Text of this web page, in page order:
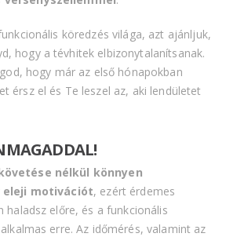
köredzés világa, azt ajánljuk,
hogy a tévhitek elbizonytalanítsanak.
hogy már az első hónapokban
érsz el és Te leszel az, aki lendületet
nélkül könnyen
eleji motivációt, ezért érdemes
haladsz előre, és a funkcionális
erre. Az időmérés, valamint az